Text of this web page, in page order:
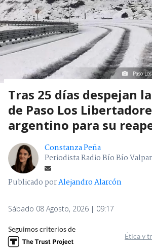
Paso
Tras 25 días despejan
de Paso Los
argentino para su
Constanza Peña
Periodista Radio Bío Bío
Publicado porAlejandro Alarcón
Sábado 08 Agosto, 2026 | 09:17
Seguimos criterios de
Ética y